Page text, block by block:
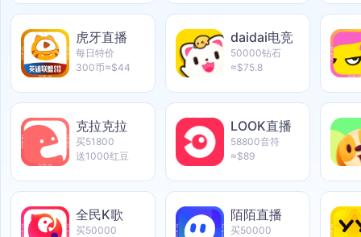
虎牙直播
每日特价
300币≈$44
daidai电竞
50000钻石
≈$75.8
克拉克拉
买51800
送1000红豆
LOOK直播
58800音符
≈$89
全民K歌
买50000
陌陌直播
买50000